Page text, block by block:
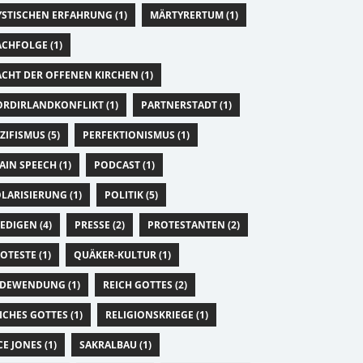
ERFAHRUNG (1) MÄRTYRERTUM (1)
(1)
DER OFFENEN KIRCHEN (1)
(1) PARTNERSTADT (1)
(5) PERFEKTIONISMUS (1)
SPEECH (1) PODCAST (1)
(1) POLITIK (5)
(4) PRESSE (2) PROTESTANTEN (2)
(1) QUÄKER-KULTUR (1)
(1) REICH GOTTES (2)
GOTTES (1) RELIGIONSKRIEGE (1)
JONES (1) SAKRALBAU (1)